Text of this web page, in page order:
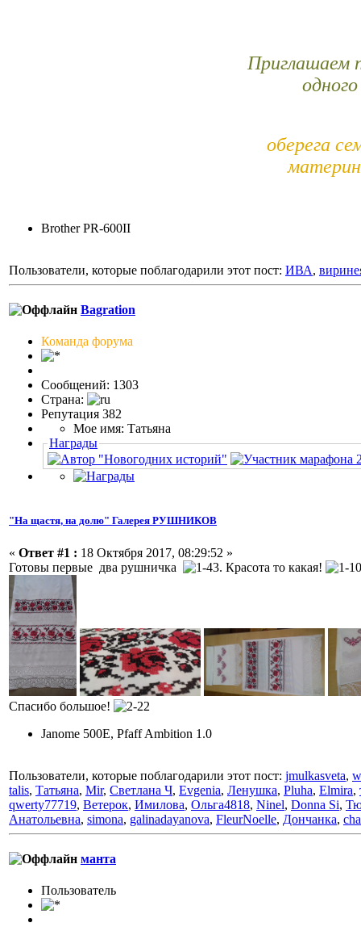
Приглашаем
оберега
Brother PR-600II
Пользователи, которые поблагодарили этот пост: ИВА,
Bagration
Команда форума
Сообщений: 1303
Страна:
Репутация 382
Мое имя: Татьяна
Награды
"На щастя, на долю" Галерея РУШНИКОВ
« Ответ #1 : 18 Октября 2017, 08:29:52 »
Готовы первые два рушничка
. Красота то какая!
Спасибо большое!
Janome 500E, Pfaff Ambition 1.0
Пользователи, которые поблагодарили этот пост: jmulkasveta,
talis, Татьяна, Mir, Светлана Ч, Evgenia, Ленушка, Pluha, Elmira,
qwerty77719, Ветерок, Имилова, Ольга4818, Ninel, Donna Si,
Анатольевна, simona, galinadayanova, FleurNoelle, Дончанка,
манта
Пользовaтeль